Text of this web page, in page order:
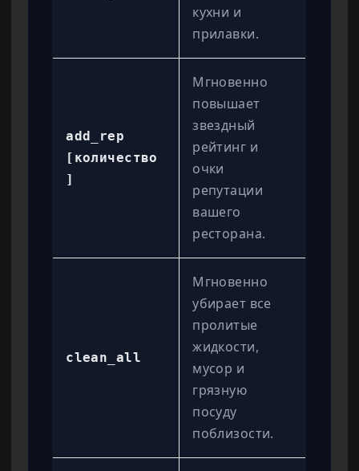
кухни и
прилавки.
add_rep
[количество
]
Мгновенно
повышает
звездный
рейтинг и
очки
репутации
вашего
ресторана.
clean_all
Мгновенно
убирает все
пролитые
жидкости,
мусор и
грязную
посуду
поблизости.